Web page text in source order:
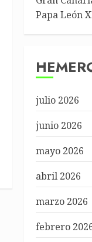
Papa León
julio 2026
junio 2026
mayo 2026
abril 2026
marzo 2026
febrero